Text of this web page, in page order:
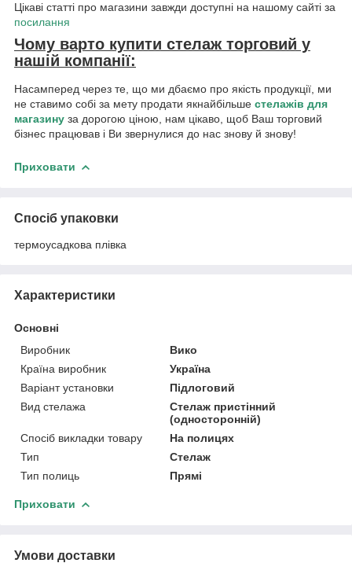
Цікаві статті про магазини завжди доступні на нашому сайті за
посилання
Чому варто купити стелаж торговий у
нашій компанії:
Насамперед через те, що ми дбаємо про якість продукції, ми
не ставимо собі за мету продати якнайбільше стелажів для
магазину за дорогою ціною, нам цікаво, щоб Ваш торговий
бізнес працював і Ви звернулися до нас знову й знову!
Приховати
Спосіб упаковки
термоусадкова плівка
Характеристики
Основні
Виробник
Вико
Країна виробник
Україна
Варіант установки
Підлоговий
Вид стелажа
Стелаж пристінний
(односторонній)
Спосіб викладки товару
На полицях
Тип
Стелаж
Тип полиць
Прямі
Приховати
Умови доставки